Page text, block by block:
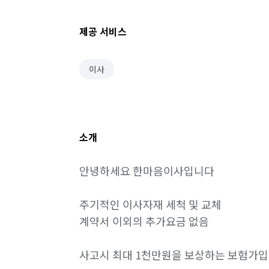
제공 서비스
이사
소개
안녕하세요 한마음이사입니다
주기적인 이사자재 세척 및 교체
계약서 이외의 추가요금 없음
사고시 최대 1천만원을 보상하는 보험가